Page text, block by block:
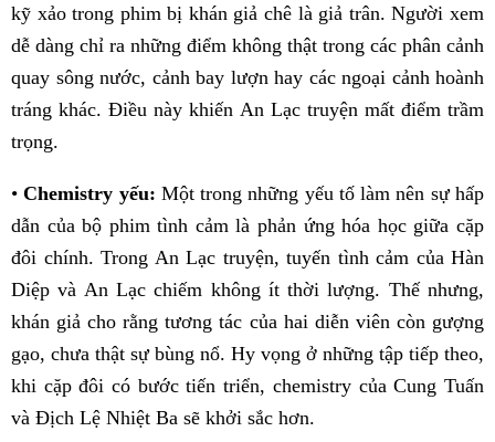
kỹ xảo trong phim bị khán giả chê là giả trân. Người xem
dễ dàng chỉ ra những điểm không thật trong các phân cảnh
quay sông nước, cảnh bay lượn hay các ngoại cảnh hoành
tráng khác. Điều này khiến An Lạc truyện mất điểm trầm
trọng.
•Chemistry yếu: Một trong những yếu tố làm nên sự hấp
dẫn của bộ phim tình cảm là phản ứng hóa học giữa cặp
đôi chính. Trong An Lạc truyện, tuyến tình cảm của Hàn
Diệp và An Lạc chiếm không ít thời lượng. Thế nhưng,
khán giả cho rằng tương tác của hai diễn viên còn gượng
gạo, chưa thật sự bùng nổ. Hy vọng ở những tập tiếp theo,
khi cặp đôi có bước tiến triển, chemistry của Cung Tuấn
và Địch Lệ Nhiệt Ba sẽ khởi sắc hơn.